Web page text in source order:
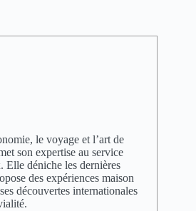
le voyage et l’art de
son expertise au service
Elle déniche les dernières
des expériences maison
découvertes internationales